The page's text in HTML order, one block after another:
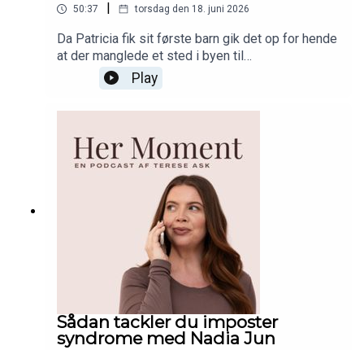
50:37 torsdag den 18. juni 2026
Da Patricia fik sit første barn gik det op for hende
at der manglede et sted i byen til
småbørnsfamilier, med fokus på leg, nærvær,
efterfødselstræning og ikke mindst ordentlig,
nærende mad til både voksne og børn. Et trygt
hør hvordan Little House blev til da Patricia og
hendes mand besluttede at åbne det, der i dag er
kendt som barsels hotspottet i København! Læs
mere om Little House og find alle seks lokationer
Play
Sådan tackler du imposter
syndrome med Nadia Jun